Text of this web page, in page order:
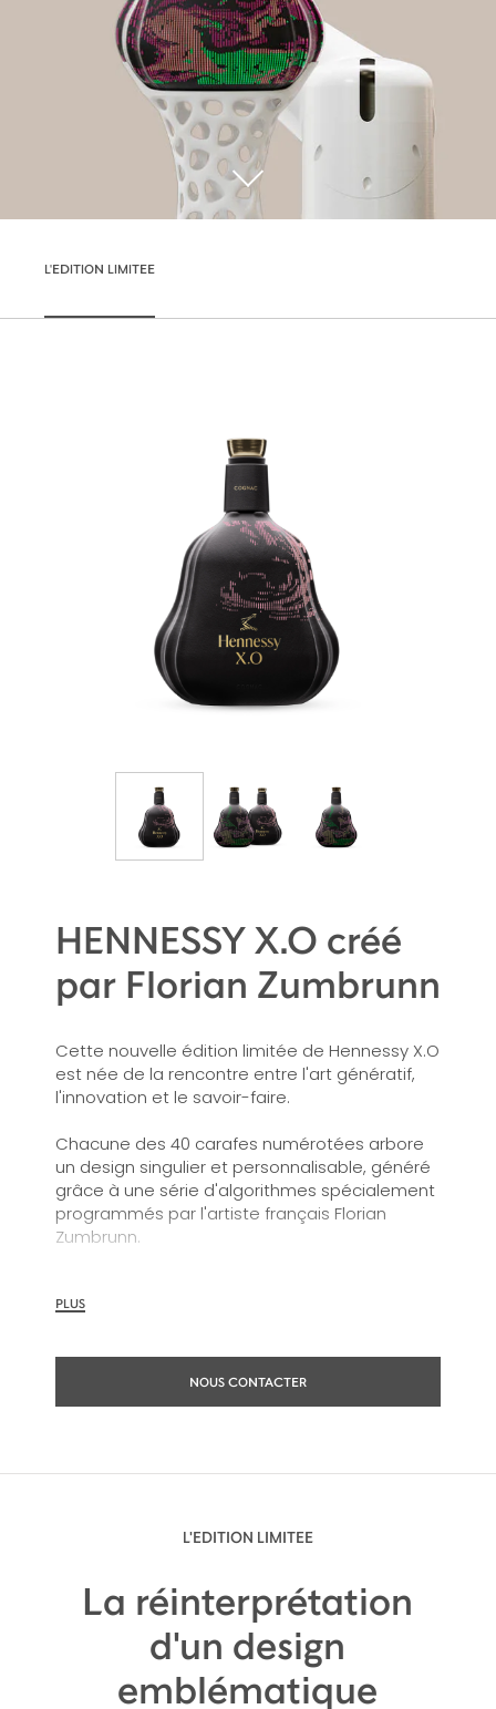
L'EDITION LIMITEE
HENNESSY X.O créé
par Florian Zumbrunn
Cette nouvelle édition limitée de Hennessy X.O
est née de la rencontre entre l'art génératif,
l'innovation et le savoir-faire.
Chacune des 40 carafes numérotées arbore
un design singulier et personnalisable, généré
grâce à une série d'algorithmes spécialement
programmés par l'artiste français Florian
Zumbrunn.
parmi des millions de possibilités différentes,
de Cognac.
PLUS
NOUS CONTACTER
L'EDITION LIMITEE
La réinterprétation
d'un design
emblématique